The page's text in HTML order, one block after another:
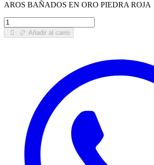
AROS BAÑADOS EN ORO PIEDRA ROJA
Añadir al carro